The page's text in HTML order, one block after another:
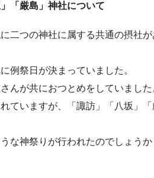
「厳島」神社について
二つの神社に属する共通の摂社が
例祭日が決まっていました。
んが共におつとめをしていました
ていますが、「諏訪」「八坂」「
な神祭りが行われたのでしょうか